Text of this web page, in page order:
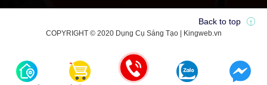
COPYRIGHT © 2020 Dụng Cụ Sáng Tạo | Kingweb.vn
Back to top